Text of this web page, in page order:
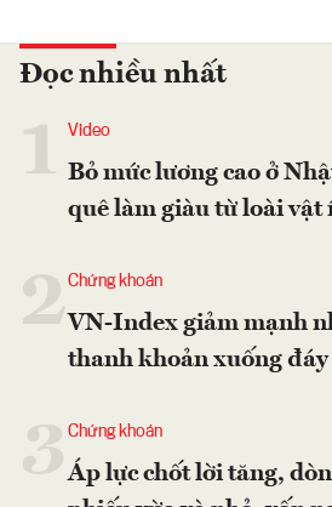
Đọc nhiều nhất
Video
Bỏ mức lương cao ở
quê làm giàu từ loài vật
2Chứng khoán
VN-Index giảm mạnh
thanh khoản xuống đáy
Chứng khoán
Áp lực chốt lời tăng,